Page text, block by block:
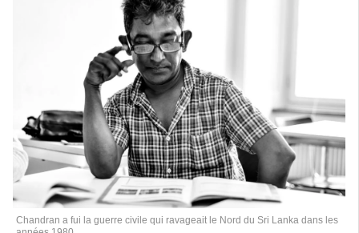
Chandran a fui la guerre civile qui ravageait le Nord du Sri Lanka dans les